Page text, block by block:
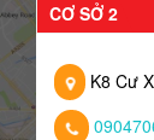
CƠ SỞ 2
K8 Cư